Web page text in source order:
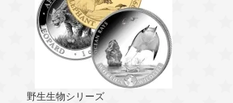
野生生物シリーズ